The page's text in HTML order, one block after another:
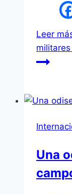
Leer
Una